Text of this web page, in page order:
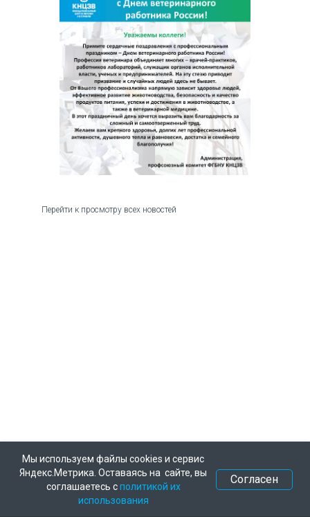
Перейти к просмотру всех новостей
Мы используем файлы cookies и сервис
Яндекс.Метрика. Оставаясь на сайте, вы
соглашаетесь сполитикой их
использования
Согласен